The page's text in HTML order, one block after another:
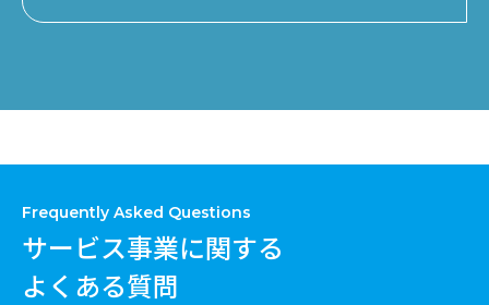
Frequently Asked Questions
サービス事業に関する
よくある質問